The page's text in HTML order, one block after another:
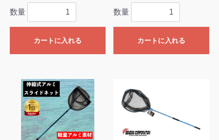
数量
カートに入れる
数量
カートに入れる